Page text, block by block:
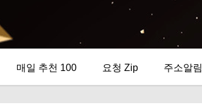
매일 추천 100 요청 Zip 주소알림